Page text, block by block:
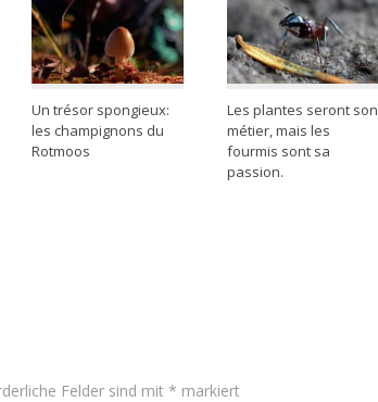
Un trésor spongieux:
les champignons du
Rotmoos
Les plantes seront son
métier, mais les
fourmis sont sa
passion.
Felder sind mit * markiert